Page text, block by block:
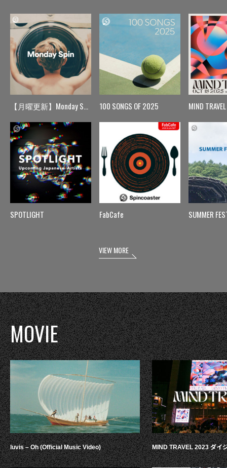
【月曜更新】Monday Spin
SPOTLIGHT
100 SONGS OF 2025
FabCafe
MIND TRAVEL
SUMMER
VIEW MORE
MOVIE
luvis – Oh (Official Music Video) MIND TRAVEL 2023 ダイ